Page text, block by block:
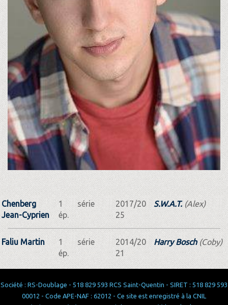
Chenberg
Jean-Cyprien
1
ép.
série
2017/20
25
S.W.A.T.(Alex)
Faliu Martin
1
ép.
série
2014/20
21
Harry Bosch(Coby)
Société : RS-Doublage - 518 829 593 RCS Saint-Quentin - SIRET : 518 829 593
00012 - Code APE-NAF : 62012 - Ce site est enregistré à la CNIL